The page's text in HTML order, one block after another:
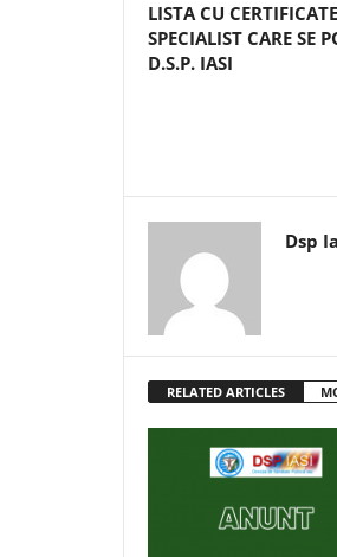
LISTA CU
SPECIALIST CARE SE
D.S.P. IASI
Dsp
RELATED ARTICLES